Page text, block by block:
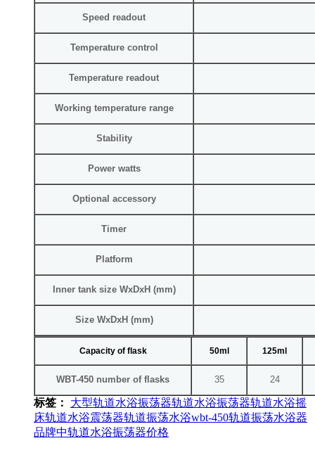
Speed readout
Temperature control
Temperature readout
Working temperature range
Stability
Power watts
Optional accessory
Timer
Platform
Inner tank size WxDxH (mm)
Size WxDxH (mm)
Capacity of flask 50ml 125ml
WBT-450 number of flasks 35 24
标签： 大型轨道水浴振荡器轨道水浴振荡器轨道水浴摇
床轨道水浴震荡器轨道振荡水浴wbt-450轨道振荡水浴器
品牌中轨道水浴振荡器价格